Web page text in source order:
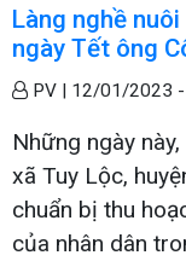
Làng nghề
ngày Tết ông
PV | 12/01/2023
Những ngày
xã Tuy Lộc,
chuẩn bị thu
của nhân dân